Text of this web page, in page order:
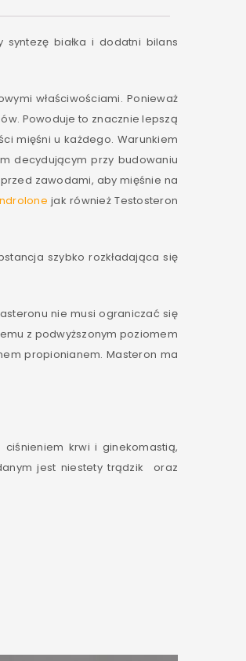
białka i dodatni bilans
właściwościami. Ponieważ
Powoduje to znacznie lepszą
mięśni u każdego. Warunkiem
decydującym przy budowaniu
zawodami, aby mięśnie na
jak również Testosteron
szybko rozkładająca się
nie musi ograniczać się
z podwyższonym poziomem
propionianem. Masteron ma
krwi i ginekomastią,
jest niestety trądzik oraz